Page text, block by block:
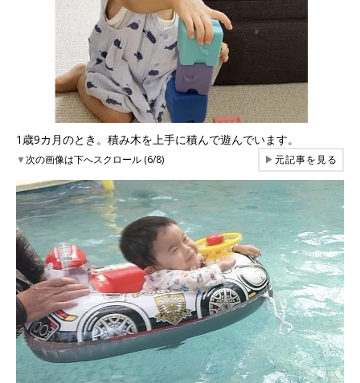
1歳9カ月のとき。積み木を上手に積んで遊んでいます。
▼次の画像は下へスクロール (6/8) ▶元記事を見る